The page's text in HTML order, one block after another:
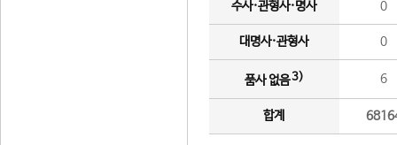
수사·관형사·명사 0
대명사·관형사 0
품사 없음3) 6
합계